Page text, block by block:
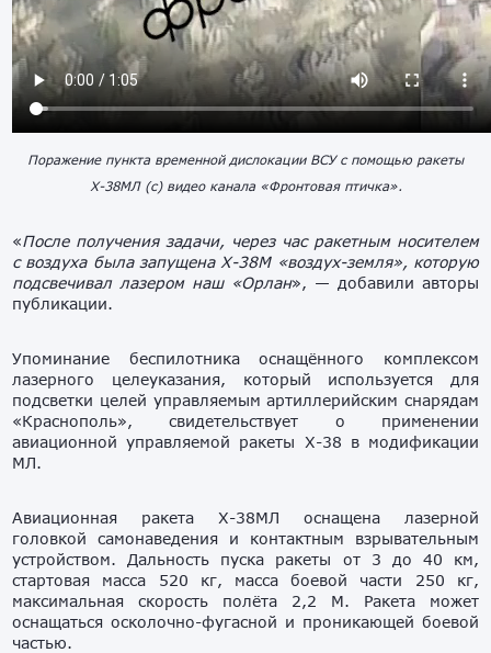
Поражение пункта временной дислокации ВСУ с помощью ракеты
Х-38МЛ (с) видео канала «Фронтовая птичка».
«После получения задачи, через час ракетным носителем
с воздуха была запущена Х-38М «воздух-земля», которую
подсвечивал лазером наш «Орлан», — добавили авторы
публикации.
Упоминание беспилотника оснащённого комплексом
лазерного целеуказания, который используется для
подсветки целей управляемым артиллерийским снарядам
«Краснополь», свидетельствует о применении
авиационной управляемой ракеты Х-38 в модификации
МЛ.
Авиационная ракета Х-38МЛ оснащена лазерной
головкой самонаведения и контактным взрывательным
устройством. Дальность пуска ракеты от 3 до 40 км,
стартовая масса 520 кг, масса боевой части 250 кг,
максимальная скорость полёта 2,2 М. Ракета может
оснащаться осколочно-фугасной и проникающей боевой
частью.